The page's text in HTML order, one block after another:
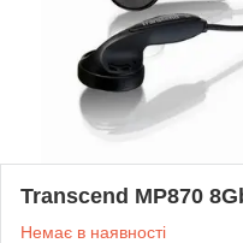
Transcend MP870
Немає в наявності